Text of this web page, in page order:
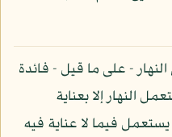
النهار - على ما قيل - فائدة
النهار إلا بعناية
فيما لا عناية فيه